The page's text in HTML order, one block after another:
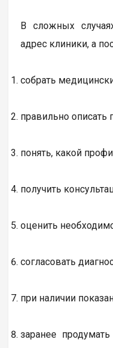
В сложных
адрес клиники, а
собрать
правильно описать
понять, какой
получить
оценить
согласовать
при наличии
заранее